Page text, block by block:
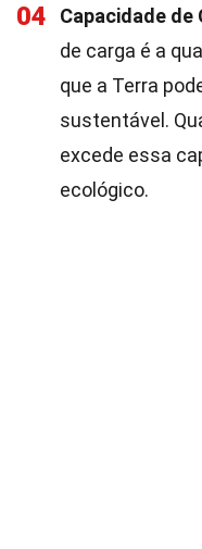
04 Capacidade de
de carga é a
que a Terra
sustentável.
excede essa
ecológico.